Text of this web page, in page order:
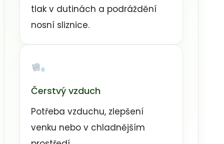
tlak v dutinách a podráždění
nosní sliznice.
Čerstvý vzduch
Potřeba vzduchu, zlepšení
venku nebo v chladnějším